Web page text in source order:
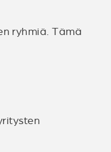
ryhmiä. Tämä